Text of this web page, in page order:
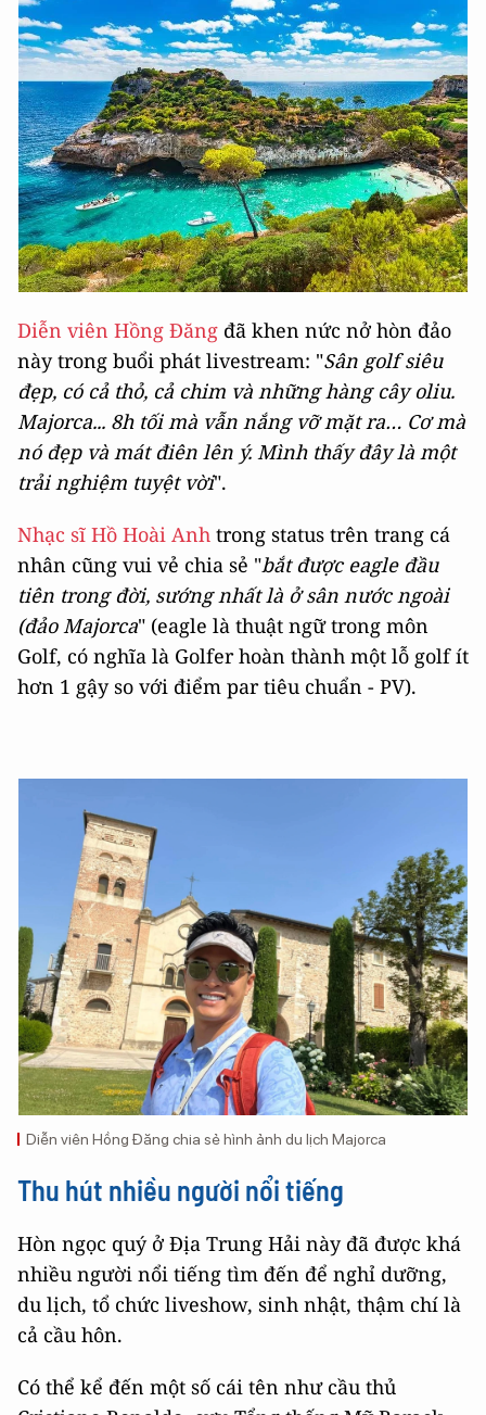
Diễn viên Hồng Đăng đã khen nức nở hòn đảo
này trong buổi phát livestream: "Sân golf siêu
đẹp, có cả thỏ, cả chim và những hàng cây oliu.
Majorca... 8h tối mà vẫn nắng vỡ mặt ra… Cơ mà
nó đẹp và mát điên lên ý. Mình thấy đây là một
trải nghiệm tuyệt vời".
Nhạc sĩ Hồ Hoài Anh trong status trên trang cá
nhân cũng vui vẻ chia sẻ "bắt được eagle đầu
tiên trong đời, sướng nhất là ở sân nước ngoài
(đảo Majorca" (eagle là thuật ngữ trong môn
Golf, có nghĩa là Golfer hoàn thành một lỗ golf ít
hơn 1 gậy so với điểm par tiêu chuẩn - PV).
Diễn viên Hồng Đăng chia sẻ hình ảnh du lịch Majorca
Thu hút nhiều người nổi tiếng
Hòn ngọc quý ở Địa Trung Hải này đã được khá
nhiều người nổi tiếng tìm đến để nghỉ dưỡng,
du lịch, tổ chức liveshow, sinh nhật, thậm chí là
cả cầu hôn.
Có thể kể đến một số cái tên như cầu thủ